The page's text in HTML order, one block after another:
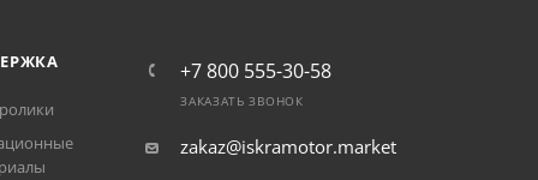
+7 800 555-30-58
ЗАКАЗАТЬ ЗВОНОК
zakaz@iskramotor.market